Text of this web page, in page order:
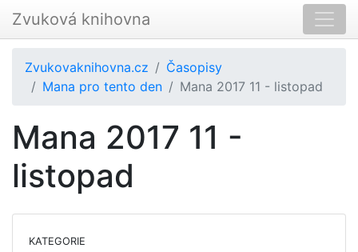
Zvuková knihovna
Zvukovaknihovna.cz
Časopisy
Mana pro tento den
Mana 2017 11 - listopad
Mana 2017 11 -
listopad
KATEGORIE